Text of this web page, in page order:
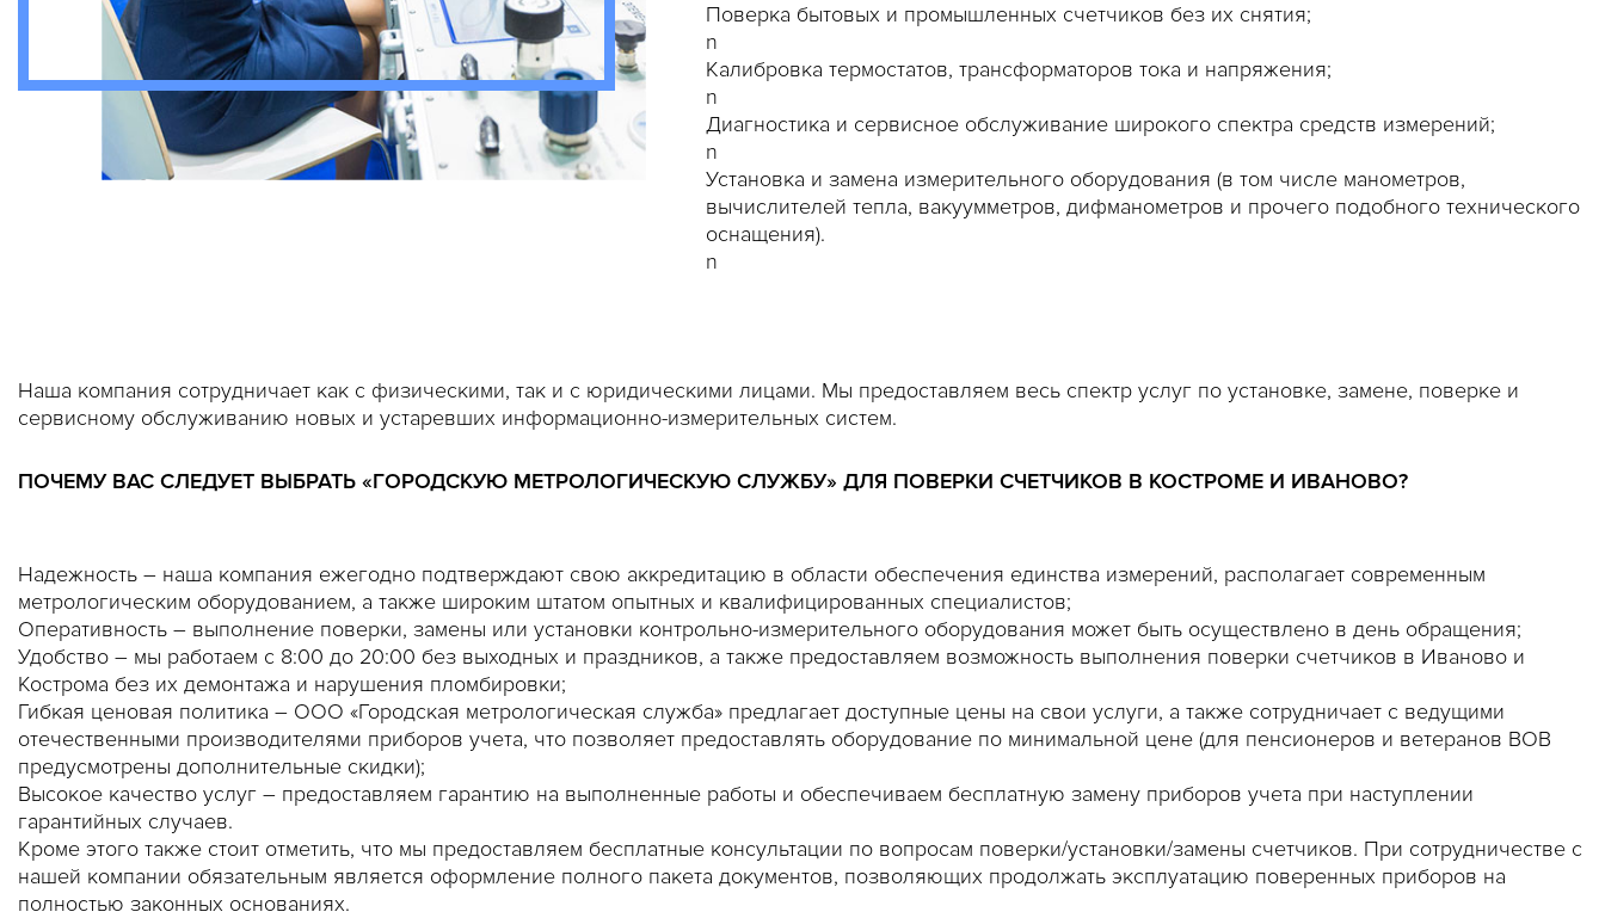
Поверка бытовых и промышленных счетчиков без их снятия;
n
Калибровка термостатов, трансформаторов тока и напряжения;
n
Диагностика и сервисное обслуживание широкого спектра средств измерений;
n
Установка и замена измерительного оборудования (в том числе манометров,
вычислителей тепла, вакуумметров, дифманометров и прочего подобного технического
оснащения).
n
Наша компания сотрудничает как с физическими, так и с юридическими лицами. Мы предоставляем весь спектр услуг по установке, замене, поверке и
сервисному обслуживанию новых и устаревших информационно-измерительных систем.
ПОЧЕМУ ВАС СЛЕДУЕТ ВЫБРАТЬ «ГОРОДСКУЮ МЕТРОЛОГИЧЕСКУЮ СЛУЖБУ» ДЛЯ ПОВЕРКИ СЧЕТЧИКОВ В КОСТРОМЕ И ИВАНОВО?
Надежность – наша компания ежегодно подтверждают свою аккредитацию в области обеспечения единства измерений, располагает современным
метрологическим оборудованием, а также широким штатом опытных и квалифицированных специалистов;
Оперативность – выполнение поверки, замены или установки контрольно-измерительного оборудования может быть осуществлено в день обращения;
Удобство – мы работаем с 8:00 до 20:00 без выходных и праздников, а также предоставляем возможность выполнения поверки счетчиков в Иваново и
Кострома без их демонтажа и нарушения пломбировки;
Гибкая ценовая политика – ООО «Городская метрологическая служба» предлагает доступные цены на свои услуги, а также сотрудничает с ведущими
отечественными производителями приборов учета, что позволяет предоставлять оборудование по минимальной цене (для пенсионеров и ветеранов ВОВ
предусмотрены дополнительные скидки);
Высокое качество услуг – предоставляем гарантию на выполненные работы и обеспечиваем бесплатную замену приборов учета при наступлении
гарантийных случаев.
Кроме этого также стоит отметить, что мы предоставляем бесплатные консультации по вопросам поверки/установки/замены счетчиков. При сотрудничестве с
нашей компании обязательным является оформление полного пакета документов, позволяющих продолжать эксплуатацию поверенных приборов на
полностью законных основаниях.